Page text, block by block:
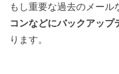
もし重要な過去のメール
コンなどにバックアップ
ります。